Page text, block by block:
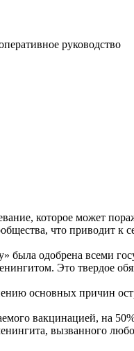
руководство
которое может
что приводит к
была одобрена всеми
Это твердое
основных причин
вакцинацией, на
вызванного